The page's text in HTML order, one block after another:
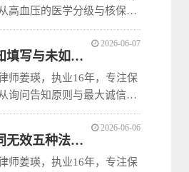
高血压的医学分级与核保规
统讲解不同级别高血压患者
外险、防癌险等合适产品，
知填写要点与理赔注意事
血压患者顺利投保。
健康告知填写与未如实告知应对
师姜瑛，执业16年，专注保
询问告知原则与最大诚信原
解健康告知的核心填写技
区、未如实告知的法律后果
，帮助投保人在保障自身权
顺利获得保险保障。
2026-06-07
保险合同无效五种法定情形
师姜瑛，执业16年，专注保
2026-06-06